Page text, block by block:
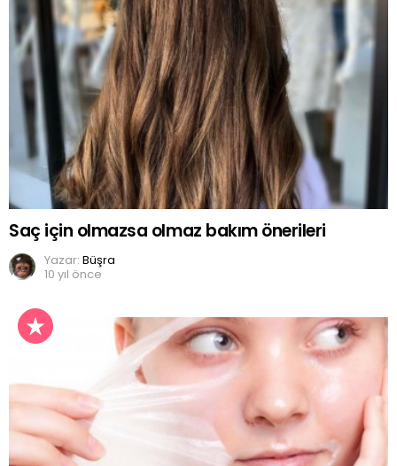
Saç için olmazsa olmaz bakım önerileri
Yazar: Büşra
10 yıl önce